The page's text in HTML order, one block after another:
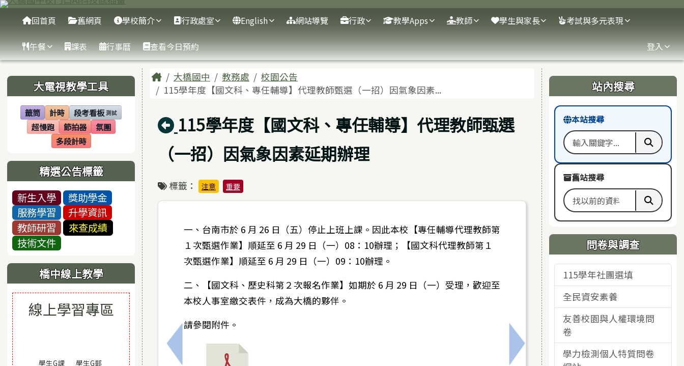
跳至主內容區
臺南市大橋國中
導覽列
回首頁 舊網頁 學校簡介 行政處室 English 網站導覽 行政 教學Apps 教師 學生與家長 考試與多元表現
午餐 課表 行事曆 查看今日預約 登入
左邊區域內容
大電視教學工具
籤筒
(另開視窗)
計時
(另開視窗)段考看板 測試
(另開視窗)
超慢跑
(另開視窗)節拍器
(另開視窗)氛圍
(另開視窗)
多段計時
(另開視窗)
精選公告標籤
新生入學
獎助學金
服務學習
升學資訊
教師研習
來查成績
技術文件
橋中線上教學
線上學習專區
學生G課
學生G郵
主內容區域
Home大橋國中 教務處
校園公告
115學年度【國文科、專任輔導】代理教師甄選（一招）因氣象因素...
回上頁
115學年度【國文科、專任輔導】代理教師甄選
（一招）因氣象因素延期辦理
標籤： 注意 重要
上一筆：114學年市長獎受獎資訊及直播連結(有填表單登記出席者，請務必準時)
一、台南市於 6 月 26 日（五）停止上班上課。因此本校【專任輔導代理教師第
１次甄選作業】順延至 6 月 29 日（一）08：10辦理；【國文科代理教師第１
次甄選作業】順延至 6 月 29 日（一）09：10辦理。
二、【國文科、歷史科第２次報名作業】如期於 6 月 29 日（一）受理，歡迎至
本校人事室繳交表件，成為大橋的夥伴。
請參閱附件。
下一筆：114下學期國一~國二<第三次
右邊區域內容
站內搜尋
本站搜尋
搜尋關鍵字 執行本
舊站搜尋
搜尋舊站關鍵字 執行舊
問卷與調查
115學年社團選填
全民資安素養
友善校園與人權環境問
卷
學力檢測個人特質問卷
頁尾區域